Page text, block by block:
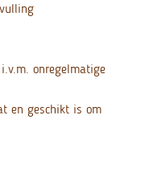
onregelmatige
en geschikt is om